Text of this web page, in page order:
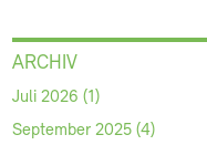
ARCHIV
Juli 2026 (1)
September 2025 (4)